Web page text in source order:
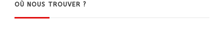
OÙ NOUS TROUVER ?